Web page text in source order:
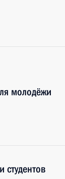
молодёжи
студентов